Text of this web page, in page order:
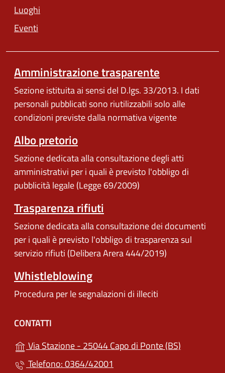
Luoghi
Eventi
Amministrazione trasparente
Sezione istituita ai sensi del D.lgs. 33/2013. I dati
personali pubblicati sono riutilizzabili solo alle
condizioni previste dalla normativa vigente
Albo pretorio
Sezione dedicata alla consultazione degli atti
amministrativi per i quali è previsto l'obbligo di
pubblicità legale (Legge 69/2009)
Trasparenza rifiuti
Sezione dedicata alla consultazione dei documenti
per i quali è previsto l'obbligo di trasparenza sul
servizio rifiuti (Delibera Arera 444/2019)
Whistleblowing
Procedura per le segnalazioni di illeciti
CONTATTI
Via Stazione - 25044 Capo di Ponte (BS)
Telefono: 0364/42001